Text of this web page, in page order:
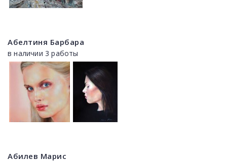
Абелтиня Барбара
в наличии 3 работы
Абилев Марис